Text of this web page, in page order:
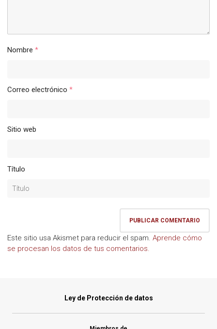
Nombre *
Correo electrónico *
Sitio web
Título
Este sitio usa Akismet para reducir el spam. Aprende cómo
se procesan los datos de tus comentarios.
Ley de Protección de datos